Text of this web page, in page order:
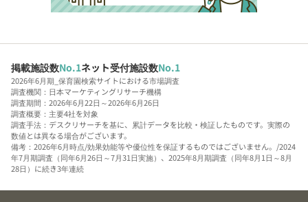
掲載施設数No.1ネット受付施設数No.1
2026年6月期_保育園検索サイトにおける市場調査
調査機関：日本マーケティングリサーチ機構
調査期間：2026年6月22日～2026年6月26日
調査概要：主要4社を対象
調査手法：デスクリサーチを基に、累計データを比較・検証したものです。実際の
数値とは異なる場合がございます。
備考：2026年6月時点/効果効能等や優位性を保証するものではございません。/2024
年7月期調査（同年6月26日～7月31日実施）、2025年8月期調査（同年8月1日～8月
28日）に続き3年連続